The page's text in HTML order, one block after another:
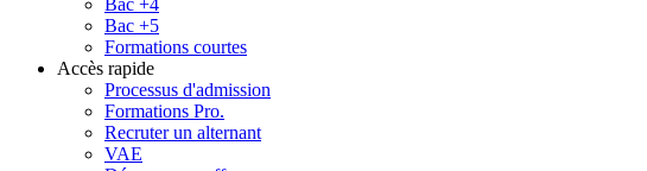
Bac +4
Bac +5
Formations courtes
Accès rapide
Processus d'admission
Formations Pro.
Recruter un alternant
VAE